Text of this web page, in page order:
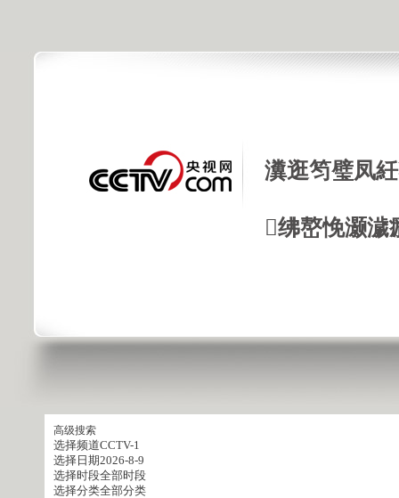
瀵逛笉璧凤
绋嶅悗灏
高级搜索
选择频道CCTV-1
选择日期2026-8-9
选择时段全部时段
选择分类全部分类